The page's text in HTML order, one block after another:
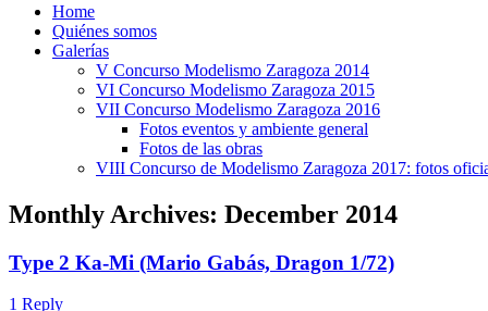
Home
Quiénes somos
Galerías
V Concurso Modelismo Zaragoza 2014
VI Concurso Modelismo Zaragoza 2015
VII Concurso Modelismo Zaragoza 2016
Fotos eventos y ambiente general
Fotos de las obras
VIII Concurso de Modelismo Zaragoza 2017: fotos
Monthly Archives: December 2014
Type 2 Ka-Mi (Mario Gabás, Dragon 1/72)
1 Reply